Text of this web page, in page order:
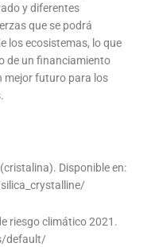
y diferentes
que se podrá
los ecosistemas, lo que
de un financiamiento
mejor futuro para los
Disponible en:
riesgo climático 2021.
default/